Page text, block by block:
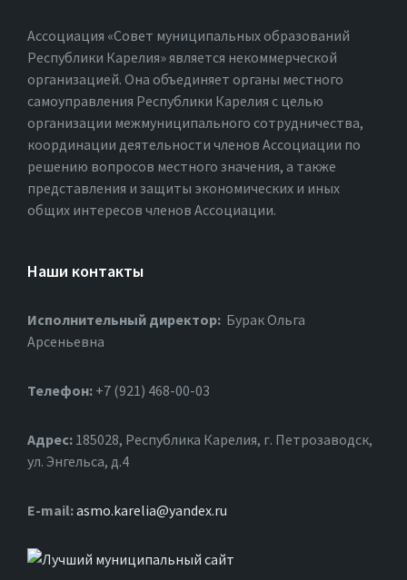
Ассоциация «Совет муниципальных образований
Республики Карелия» является некоммерческой
организацией. Она объединяет органы местного
самоуправления Республики Карелия с целью
организации межмуниципального сотрудничества,
координации деятельности членов Ассоциации по
решению вопросов местного значения, а также
представления и защиты экономических и иных
общих интересов членов Ассоциации.
Наши контакты
Исполнительный директор: Бурак Ольга
Арсеньевна
Телефон: +7 (921) 468-00-03
Адрес: 185028, Республика Карелия, г. Петрозаводск,
ул. Энгельса, д.4
Е-mail:asmo.karelia@yandex.ru